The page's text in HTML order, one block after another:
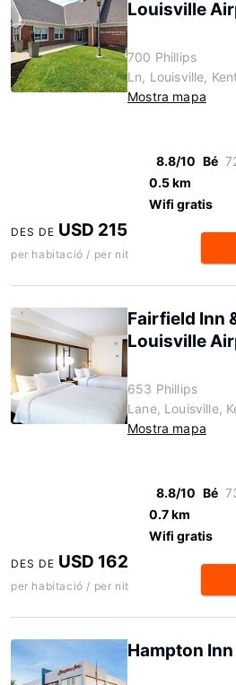
Louisville
700 Phillips
Ln, Louisville,
Mostra mapa
8.8/10 Bé
0.5 km
Wifi gratis
DES DE USD 215
per habitació / per nit
Fairfield Inn
Louisville
653 Phillips
Lane, Louisville,
Mostra mapa
8.8/10 Bé
0.7 km
Wifi gratis
DES DE USD 162
per habitació / per nit
Hampton